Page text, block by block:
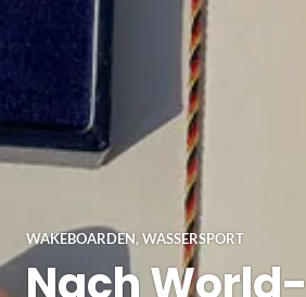
WAKEBOARDEN, WASSERSPORT
Nach World-